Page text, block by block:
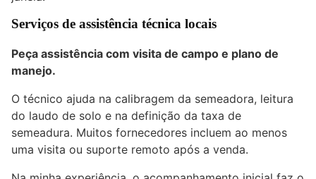
Serviços de assistência técnica locais
Peça assistência com visita de campo e plano de
manejo.
O técnico ajuda na calibragem da semeadora, leitura
do laudo de solo e na definição da taxa de
semeadura. Muitos fornecedores incluem ao menos
uma visita ou suporte remoto após a venda.